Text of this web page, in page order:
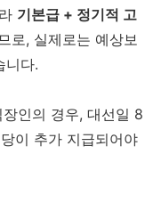
기본급 + 정기적 고
로, 실제로는 예상보
니다.
인의 경우, 대선일 8
이 추가 지급되어야